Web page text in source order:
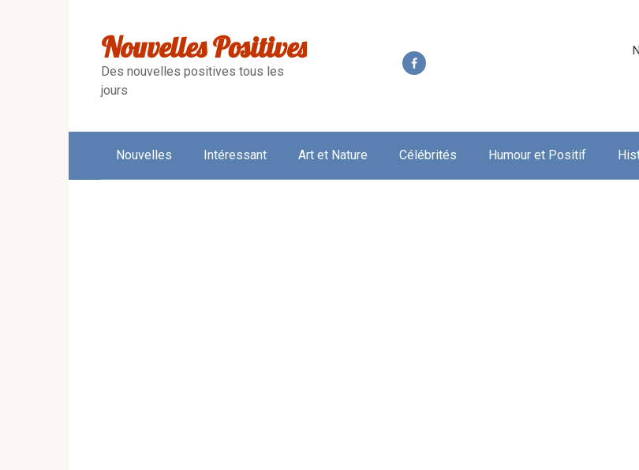
Nouvelles Positives
Des nouvelles positives tous les
jours
Nouvelles Intéressant Art et Nature Célébrités Humour et Positif